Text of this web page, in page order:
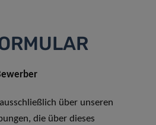
über unseren
die über dieses